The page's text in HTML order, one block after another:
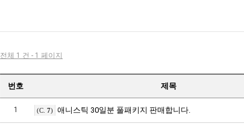
전체 1 건 - 1 페이지
번호 제목
1 (C. 7) 애니스틱 30일분 풀패키지 판매합니다.